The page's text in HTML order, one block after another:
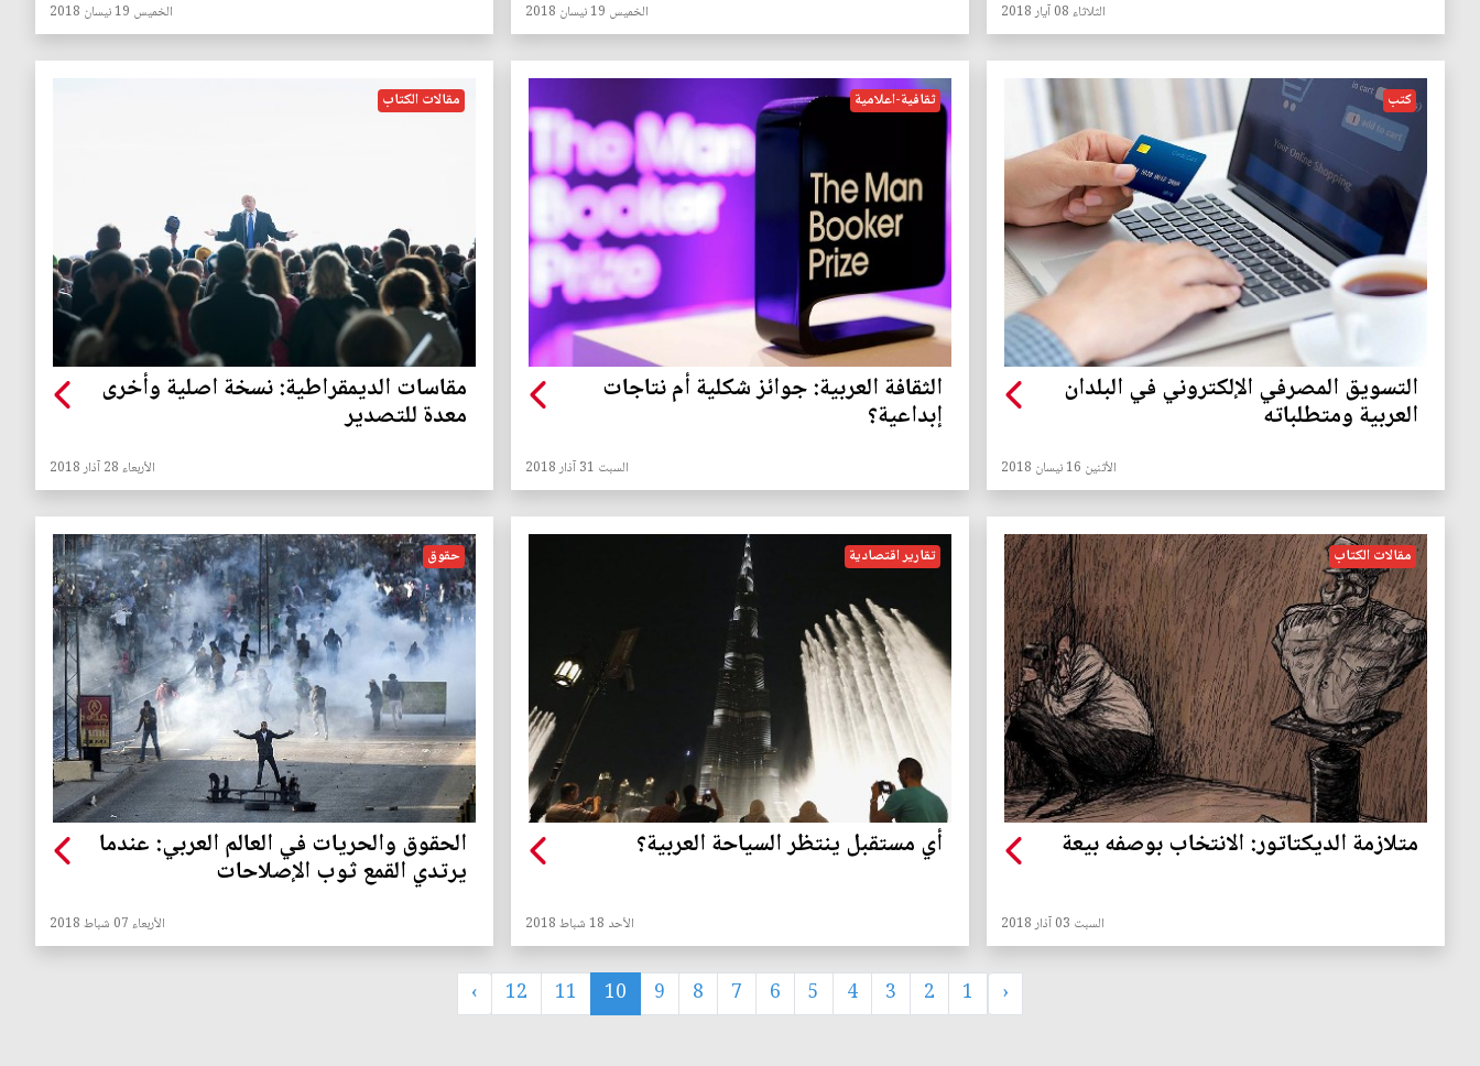
الثلاثاء 08 آيار 2018 الخميس 19 نيسان 2018 الخميس 19 نيسان 2018
كتب
التسويق المصرفي الإلكتروني في البلدان
العربية ومتطلباته
الأثنين 16 نيسان 2018
ثقافية-اعلامية
الثقافة العربية: جوائز شكلية أم نتاجات
إبداعية؟
السبت 31 آذار 2018
مقالات الكتاب
مقاسات الديمقراطية: نسخة اصلية وأخرى
معدة للتصدير
الأربعاء 28 آذار 2018
مقالات الكتاب
متلازمة الديكتاتور: الانتخاب بوصفه بيعة
السبت 03 آذار 2018
تقارير اقتصادية
أي مستقبل ينتظر السياحة العربية؟
الأحد 18 شباط 2018
حقوق
الحقوق والحريات في العالم العربي: عندما
يرتدي القمع ثوب الإصلاحات
الأربعاء 07 شباط 2018
‹
1
2
3
4
5
6
7
8
9
10
11
12
›